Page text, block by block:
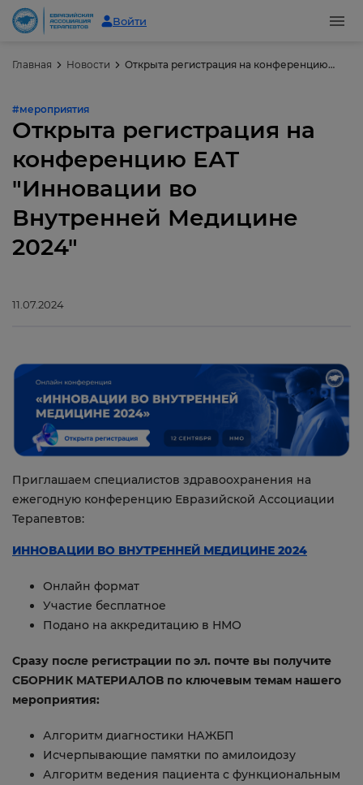
Войти
Главная Новости Открыта регистрация на конференцию ЕАТ "Инновации во Внутренней Медицине 2024"
#мероприятия
Открыта регистрация на
конференцию ЕАТ
"Инновации во
Внутренней Медицине
2024"
11.07.2024
Приглашаем специалистов здравоохранения на
ежегодную конференцию Евразийской Ассоциации
Терапевтов:
ИННОВАЦИИ ВО ВНУТРЕННЕЙ МЕДИЦИНЕ 2024
Онлайн формат
Участие бесплатное
Подано на аккредитацию в НМО
Сразу после регистрации по эл. почте вы получите
СБОРНИК МАТЕРИАЛОВ по ключевым темам нашего
мероприятия:
Алгоритм диагностики НАЖБП
Исчерпывающие памятки по амилоидозу
Алгоритм ведения пациента с функциональным